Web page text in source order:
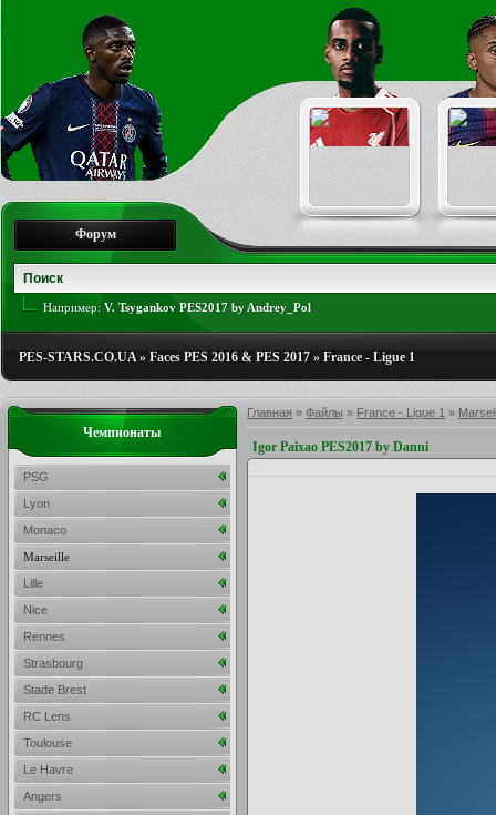
Форум
Например: V. Tsygankov PES2017 by Andrey_Pol
PES-STARS.CO.UA» Faces PES 2016 & PES 2017 » France - Ligue 1
Главная » Файлы » France - Ligue 1 »
Igor Paixao PES2017 by Danni
Чемпионаты
PSG
Lyon
Monaco
Marseille
Lille
Nice
Rennes
Strasbourg
Stade Brest
RC Lens
Toulouse
Le Havre
Angers